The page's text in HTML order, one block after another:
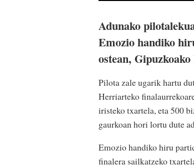
Adunako
Emozio handiko
ostean,
Pilota zale ugarik hartu
Herriarteko
iristeko txartela, eta 500
gaurkoan hori lortu dute
Emozio handiko hiru
finalera sailkatzeko